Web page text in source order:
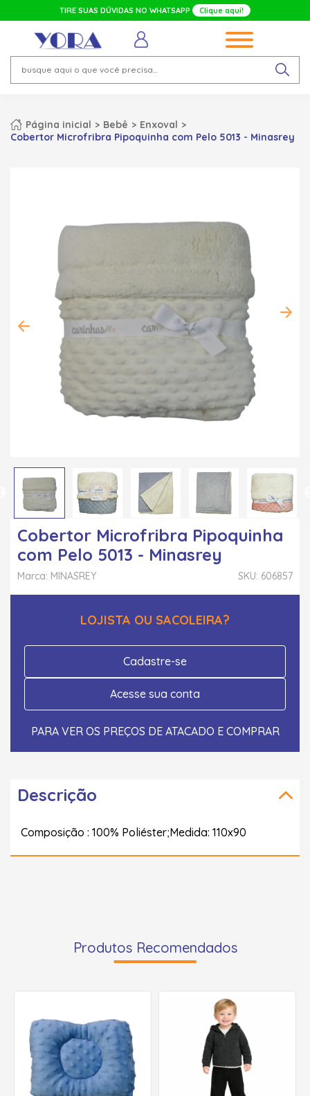
TIRE SUAS DÚVIDAS NO WHATSAPP Clique aqui!
Página inicial Bebê
Enxoval
Cobertor Microfribra Pipoquinha com Pelo 5013 - Minasrey
Cobertor Microfribra Pipoquinha
com Pelo 5013 - Minasrey
SKU: 606857
Marca: MINASREY
LOJISTA OU SACOLEIRA?
Cadastre-se
Acesse sua conta
PARA VER OS PREÇOS DE ATACADO E COMPRAR
Descrição
Composição : 100% Poliéster;Medida: 110x90
Produtos Recomendados